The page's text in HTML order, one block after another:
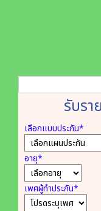
รับรา
เลือกแบบประกัน*
อายุ*
เพศผู้ทำประกัน*